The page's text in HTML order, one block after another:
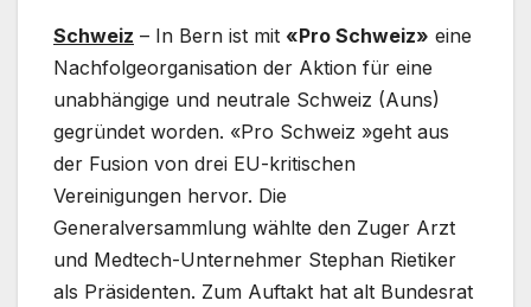
Schweiz – In Bern ist mit «Pro Schweiz» eine
Nachfolgeorganisation der Aktion für eine
unabhängige und neutrale Schweiz (Auns)
gegründet worden. «Pro Schweiz »geht aus
der Fusion von drei EU-kritischen
Vereinigungen hervor. Die
Generalversammlung wählte den Zuger Arzt
und Medtech-Unternehmer Stephan Rietiker
als Präsidenten. Zum Auftakt hat alt Bundesrat